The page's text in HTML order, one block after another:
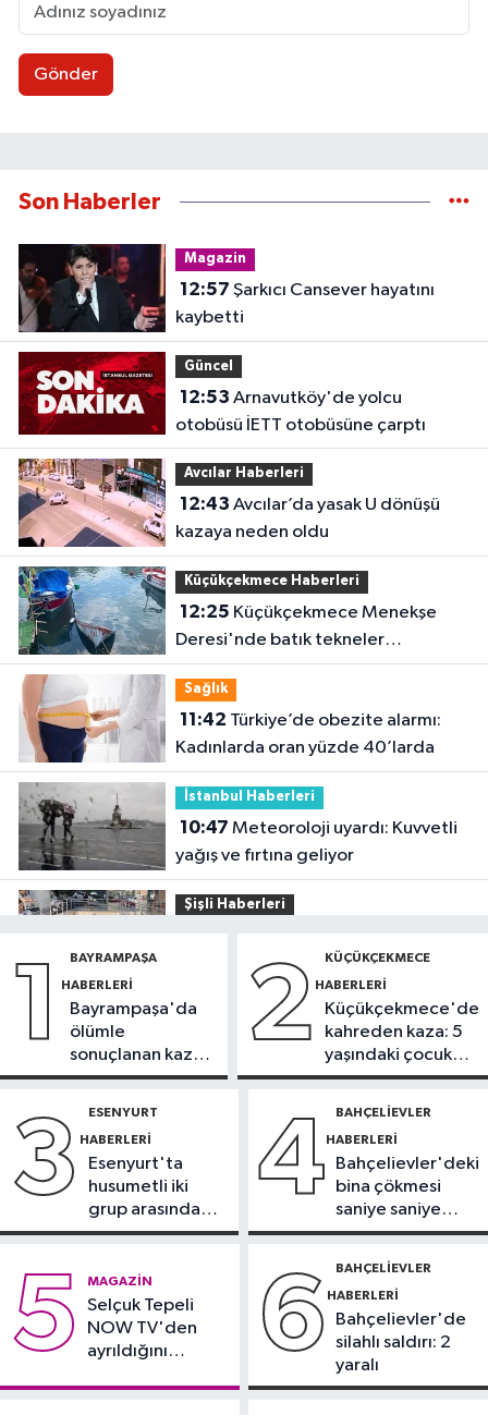
Gönder
Son Haberler
Magazin
12:57
kaybetti
Güncel
12:53
otobüsü İETT otobüsüne çarptı
Avcılar Haberleri
12:43
kazaya neden oldu
Küçükçekmece Haberleri
12:25
Deresi'nde batık tekneler
karabatakların yuvası oldu
Sağlık
11:42
Kadınlarda oran yüzde 40’larda
İstanbul Haberleri
10:47
yağış ve fırtına geliyor
Şişli Haberleri
Görme engelli genç metro raylarına
İstanbul Haberleri
Devlet bilgilerinizi çaldırmayın
Oğlu Hunter Biden’dan açıklama
1 BAYRAMPAŞA
HABERLERI
Bayrampaşa'da
ölümle
sonuçlanan kaza:
Sürücü
2 KÜÇÜKÇEKMECE
HABERLERI
Küçükçekmece'de
kahreden kaza: 5
yaşındaki çocuk
yoğun bakımda
3 ESENYURT
HABERLERI
Esenyurt'ta
husumetli iki
grup arasında
silahlı kavga
4 BAHÇELIEVLER
HABERLERI
Bahçelievler'deki
bina çökmesi
saniye saniye
görüntülendi
5 MAGAZIN
Selçuk Tepeli
NOW TV'den
ayrıldığını
6 BAHÇELIEVLER
HABERLERI
Bahçelievler'de
silahlı saldırı: 2
yaralı